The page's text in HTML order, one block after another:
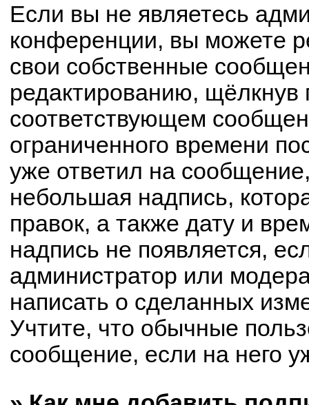
Если вы не являетесь
конференции, вы можете
свои собственные
редактированию, щёлкнув
соответствующем
ограниченного времени
уже ответил на
небольшая надпись,
правок, а также дату и
надпись не появляется,
администратор или
написать о сделанных
Учтите, что обычные
сообщение, если на него